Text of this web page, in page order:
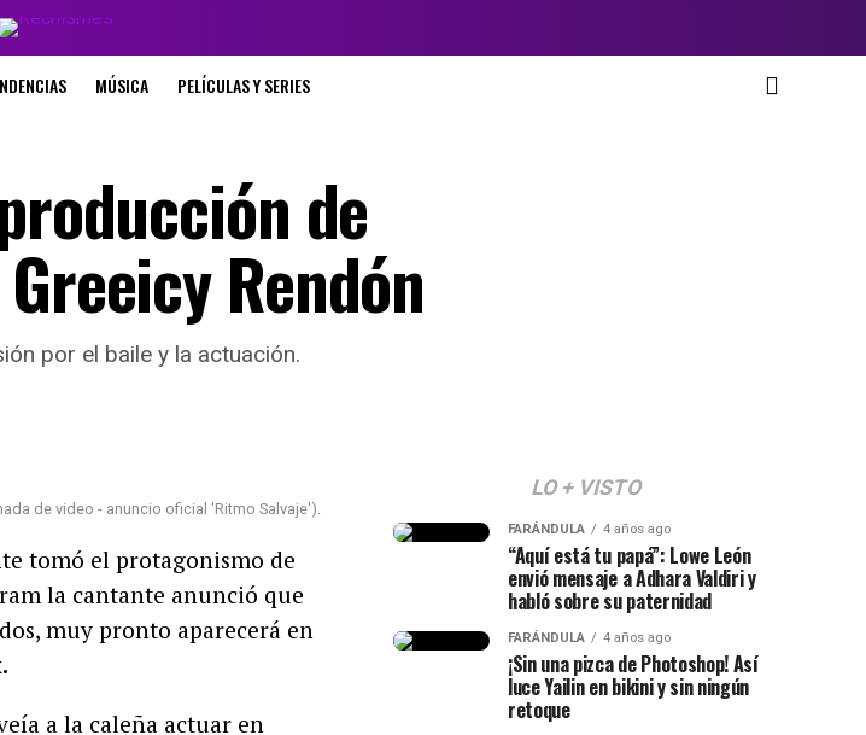
MÚSICA PELÍCULAS Y SERIES
de
Rendón
por el baile y la actuación.
de video - anuncio oficial 'Ritmo Salvaje').
tomó el protagonismo de
la cantante anunció que
muy pronto aparecerá en
a la caleña actuar en
LO + VISTO
FARÁNDULA 4 años ago
“Aquí está tu papá”: Lowe León
envió mensaje a Adhara Valdiri y
habló sobre su paternidad
FARÁNDULA 4 años ago
¡Sin una pizca de Photoshop! Así
luce Yailin en bikini y sin ningún
retoque